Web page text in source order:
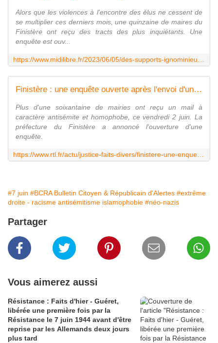
Alors que les violences à l'encontre des élus ne cessent de
se multiplier ces derniers mois, une quinzaine de maires du
Finistère ont reçu des tracts des plus inquiétants. Une
enquête est ouv...
Finistère : une enquête ouverte après l'envoi d'un tract néonazi à plusieurs mairies du département
Plus d'une soixantaine de mairies ont reçu un mail à
caractère antisémite et homophobe, ce vendredi 2 juin. La
préfecture du Finistère a annoncé l'ouverture d'une
enquête.
#7 juin #BCRA Bulletin Citoyen & Républicain d'Alertes #extrême
droite - racisme antisémitisme islamophobie #néo-nazis
Partager
Vous aimerez aussi
Résistance : Faits d'hier - Guéret,
libérée une première fois par la
Résistance le 7 juin 1944 avant d'être
reprise par les Allemands deux jours
plus tard